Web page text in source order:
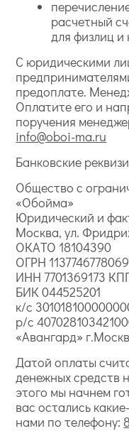
расчетный
для физлиц
С юридическими
предоплате.
Оплатите его и
поручения
info@oboi-ma.ru
Банковские
Общество с
«Обойма»
Юридический и
Москва, ул.
ОКАТО 18104390
ОГРН 1137746778069
ИНН 7701369173
БИК 044525201
к/с
р/с
«Авангард»
Датой оплаты
денежных средств
этого мы начнем
вас остались
нами по телефону: